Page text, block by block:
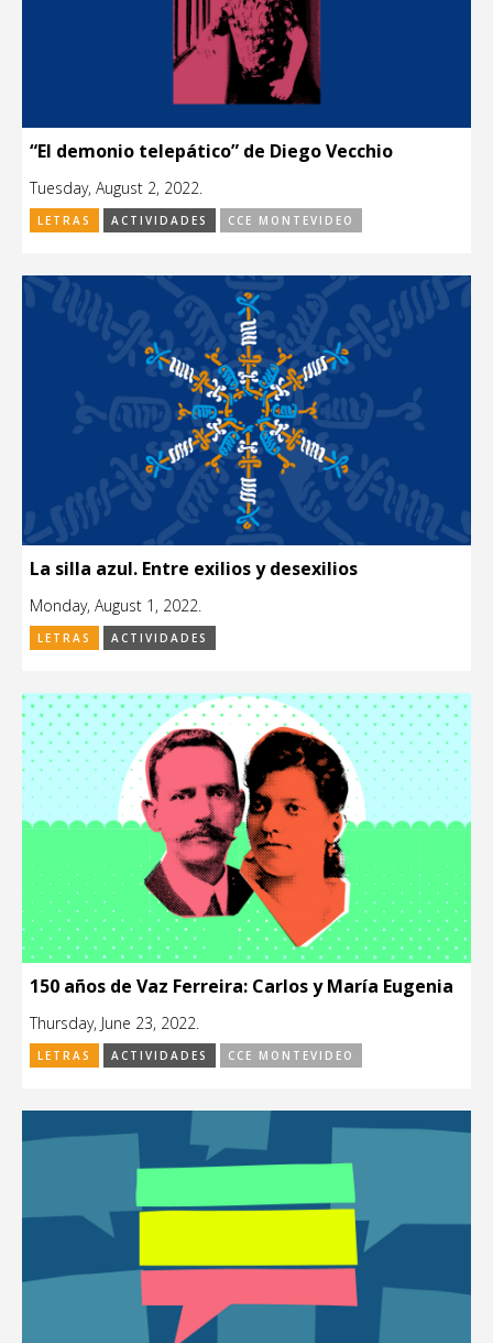
“El demonio telepático” de Diego Vecchio
Tuesday, August 2, 2022.
LETRAS ACTIVIDADES CCE MONTEVIDEO
La silla azul. Entre exilios y desexilios
Monday, August 1, 2022.
LETRAS ACTIVIDADES
150 años de Vaz Ferreira: Carlos y María Eugenia
Thursday, June 23, 2022.
LETRAS ACTIVIDADES CCE MONTEVIDEO